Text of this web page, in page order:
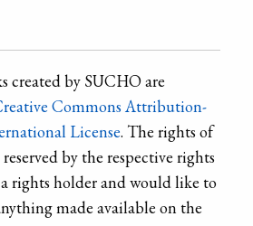
created by SUCHO are
Commons Attribution-
License. The rights of
by the respective rights
rights holder and would like to
made available on the